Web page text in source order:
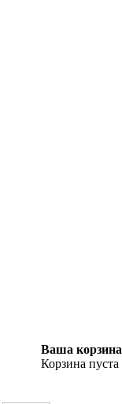
Ваша корзина
Корзина пуста